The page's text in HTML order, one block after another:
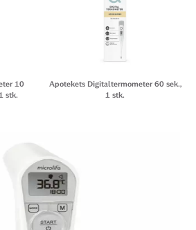
10
stk.
Apotekets Digitaltermometer 60 sek.,
1 stk.